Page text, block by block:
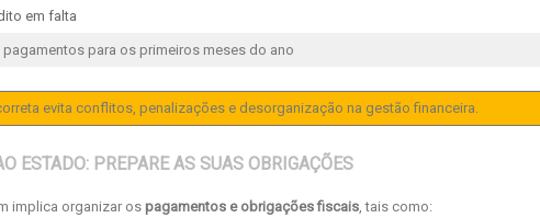
em falta
pagamentos para os primeiros meses do ano
evita conflitos, penalizações e desorganização na gestão financeira.
ESTADO: PREPARE AS SUAS OBRIGAÇÕES
implica organizar os pagamentos e obrigações fiscais, tais como: